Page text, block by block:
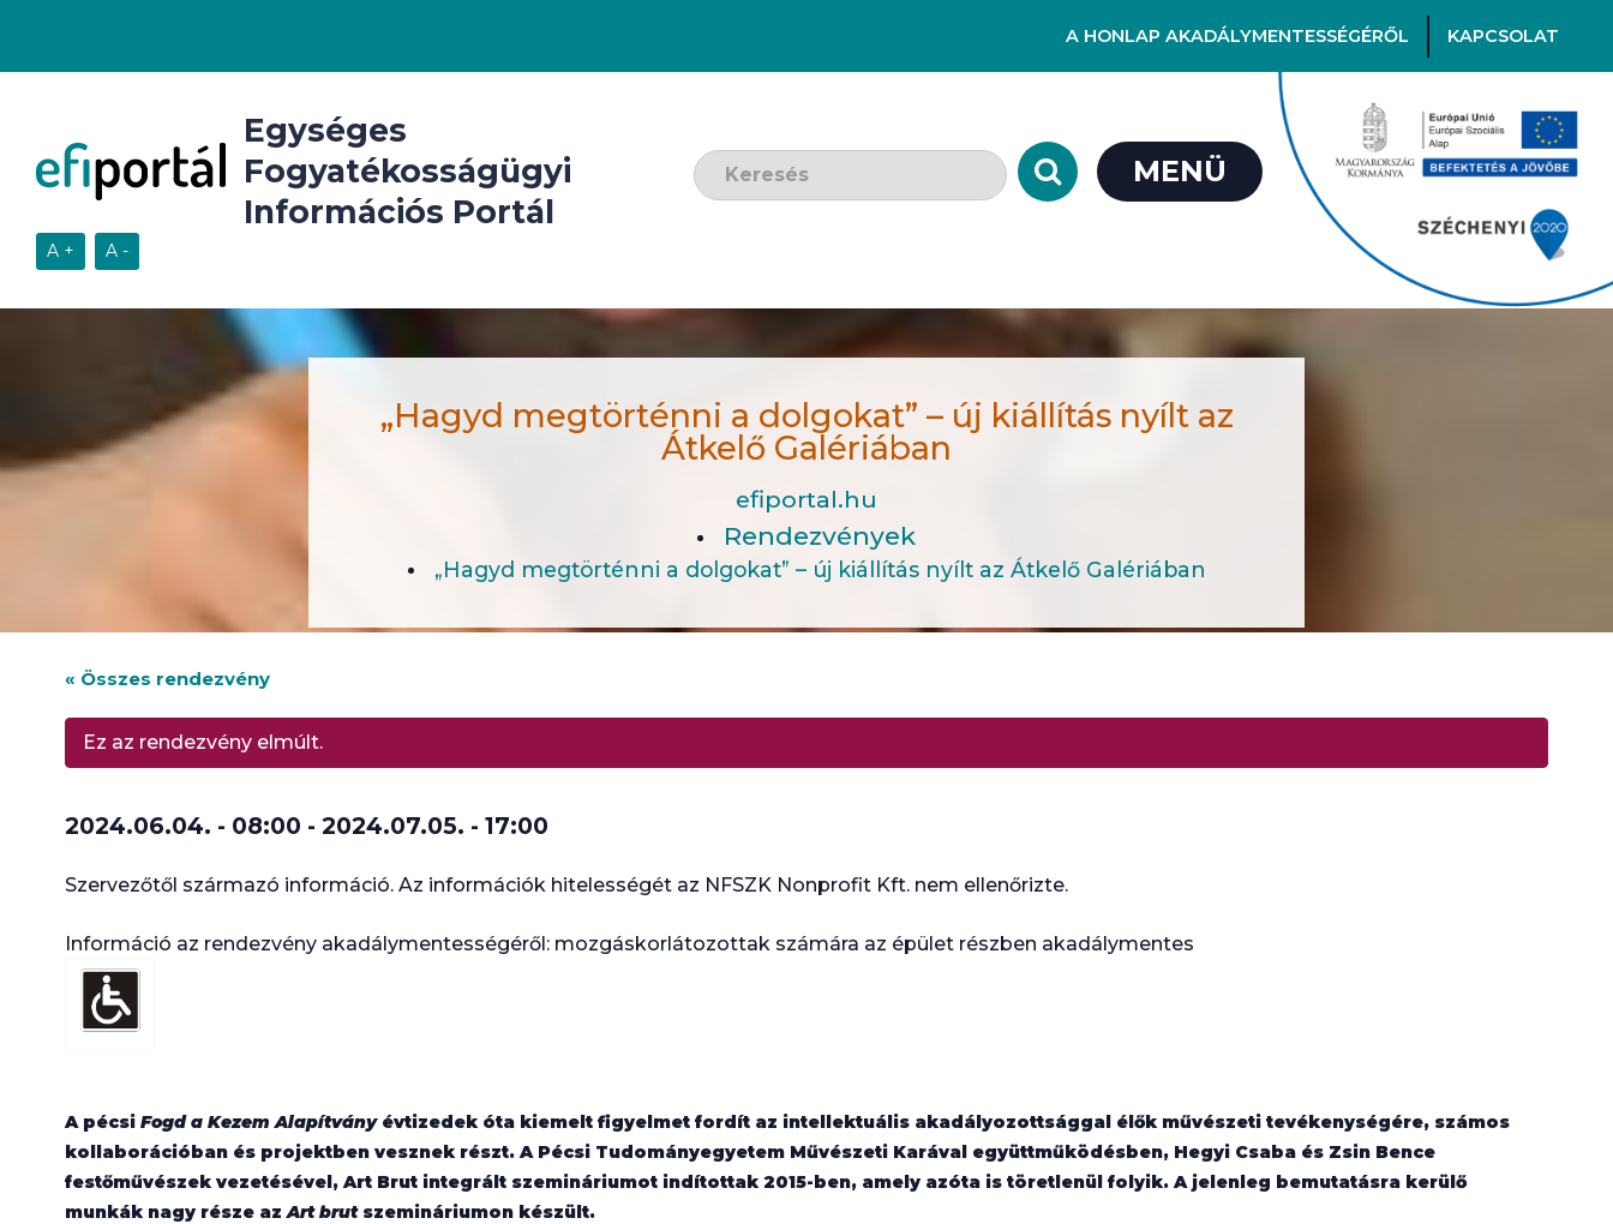
A HONLAP AKADÁLYMENTESSÉGÉRŐL KAPCSOLAT
Egységes
Fogyatékosságügyi
Információs Portál
Keresendő szó: MENÜ
„Hagyd megtörténni a dolgokat” – új kiállítás nyílt az
Átkelő Galériában
efiportal.hu
Rendezvények
„Hagyd megtörténni a dolgokat” – új kiállítás nyílt az Átkelő Galériában
« Összes rendezvény
Ez az rendezvény elmúlt.
2024.06.04. - 08:00 - 2024.07.05. - 17:00
Szervezőtől származó információ. Az információk hitelességét az NFSZK Nonprofit Kft. nem ellenőrizte.
Információ az rendezvény akadálymentességéről: mozgáskorlátozottak számára az épület részben akadálymentes
A pécsi Fogd a Kezem Alapítvány évtizedek óta kiemelt figyelmet fordít az intellektuális akadályozottsággal élők művészeti tevékenységére, számos
kollaborációban és projektben vesznek részt. A Pécsi Tudományegyetem Művészeti Karával együttműködésben, Hegyi Csaba és Zsin Bence
festőművészek vezetésével, Art Brut integrált szemináriumot indítottak 2015-ben, amely azóta is töretlenül folyik. A jelenleg bemutatásra kerülő
munkák nagy része azArt brutszemináriumon készült.